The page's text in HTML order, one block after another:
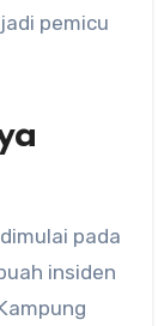
pemicu
pada
insiden